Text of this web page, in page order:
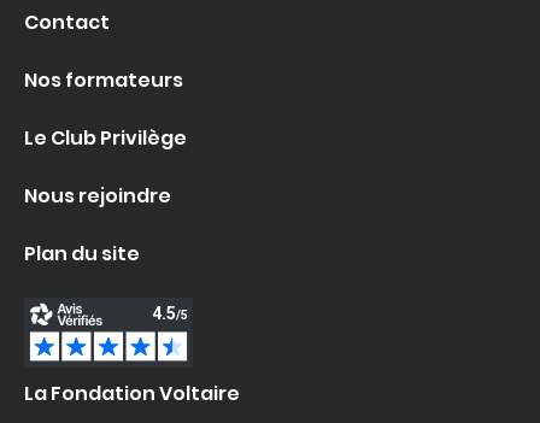
Contact
Nos formateurs
Le Club Privilège
Nous rejoindre
Plan du site
La Fondation Voltaire